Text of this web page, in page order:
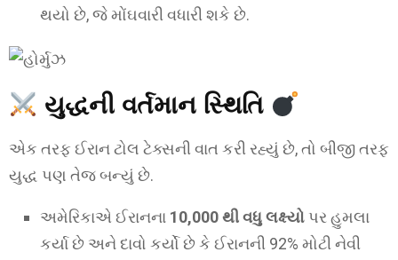
થયો છે, જે મોંઘવારી વધારી શકે છે.
યુદ્ધની વર્તમાન સ્થિતિ
એક તરફ ઈરાન ટોલ ટેક્સની વાત કરી રહ્યું છે, તો બીજી તરફ
યુદ્ધ પણ તેજ બન્યું છે.
અમેરિકાએ ઈરાનના 10,000 થી વધુ લક્ષ્યો પર હુમલા
કર્યા છે અને દાવો કર્યો છે કે ઈરાનની 92% મોટી નેવી